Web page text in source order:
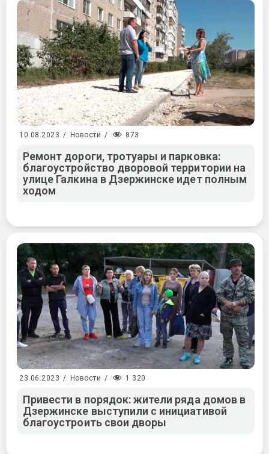
10.08.2023 / Новости / 873
Ремонт дороги, тротуары и парковка:
благоустройство дворовой территории на
улице Галкина в Дзержинске идет полным
ходом
23.06.2023 / Новости / 1 320
Привести в порядок: жители ряда домов в
Дзержинске выступили с инициативой
благоустроить свои дворы